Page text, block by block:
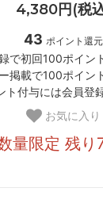
4,380円(税
43 ポイント還元
で初回100ポイン
掲載で100ポイン
ト付与には会員登
お気に入り
量限定 残り